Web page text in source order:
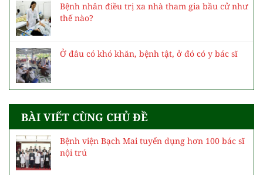
Bệnh nhân điều trị xa nhà tham gia bầu cử như
thế nào?
Ở đâu có khó khăn, bệnh tật, ở đó có y bác sĩ
BÀI VIẾT CÙNG CHỦ ĐỀ
Bệnh viện Bạch Mai tuyển dụng hơn 100 bác sĩ
nội trú